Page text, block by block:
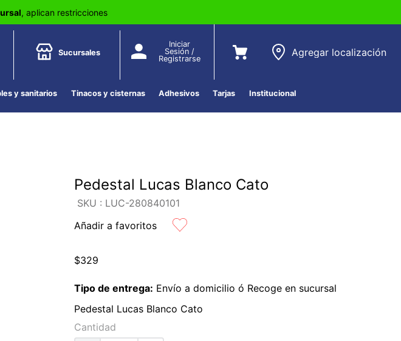
, aplican restricciones
Sucursales
Iniciar
Sesión /
Registrarse
Agregar localización
y sanitarios Tinacos y cisternas Adhesivos Tarjas Institucional
Pedestal Lucas Blanco Cato
: LUC-280840101
Añadir a favoritos
$329
Tipo de entrega: Envío a domicilio ó Recoge en sucursal
Pedestal Lucas Blanco Cato
Cantidad